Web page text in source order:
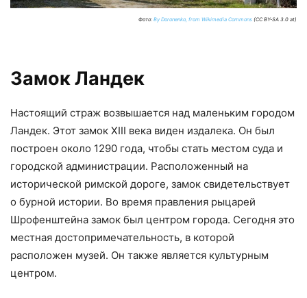
Фото: By Doronenko, from Wikimedia Commons (CC BY-SA 3.0 at)
Замок Ландек
Настоящий страж возвышается над маленьким городом
Ландек. Этот замок XIII века виден издалека. Он был
построен около 1290 года, чтобы стать местом суда и
городской администрации. Расположенный на
исторической римской дороге, замок свидетельствует
о бурной истории. Во время правления рыцарей
Шрофенштейна замок был центром города. Сегодня это
местная достопримечательность, в которой
расположен музей. Он также является культурным
центром.